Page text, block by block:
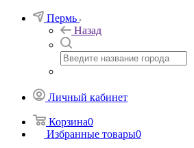
Пермь
Назад
Личный кабинет
Корзина0
Избранные товары0